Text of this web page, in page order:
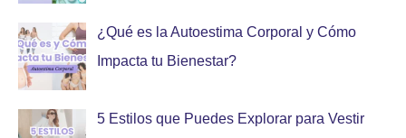
¿Qué es la Autoestima Corporal y Cómo
Impacta tu Bienestar?
5 Estilos que Puedes Explorar para Vestir